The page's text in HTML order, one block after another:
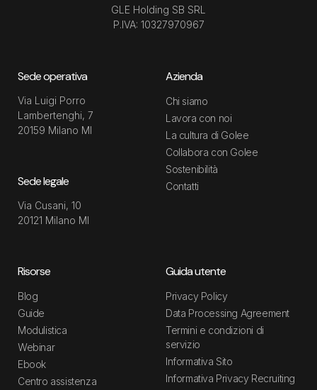
GLE Holding SB SRL
P.IVA: 10327970967
Sede operativa
Via Luigi Porro
Lambertenghi, 7
20159 Milano MI
Sede legale
Via Cusani, 10
20121 Milano MI
Azienda
Chi siamo
Lavora con noi
La cultura di Golee
Collabora con Golee
Sostenibilità
Contatti
Risorse
Blog
Guide
Modulistica
Webinar
Ebook
Centro assistenza
Guida utente
Privacy Policy
Data Processing Agreement
Termini e condizioni di
servizio
Informativa Sito
Informativa Privacy Recruiting